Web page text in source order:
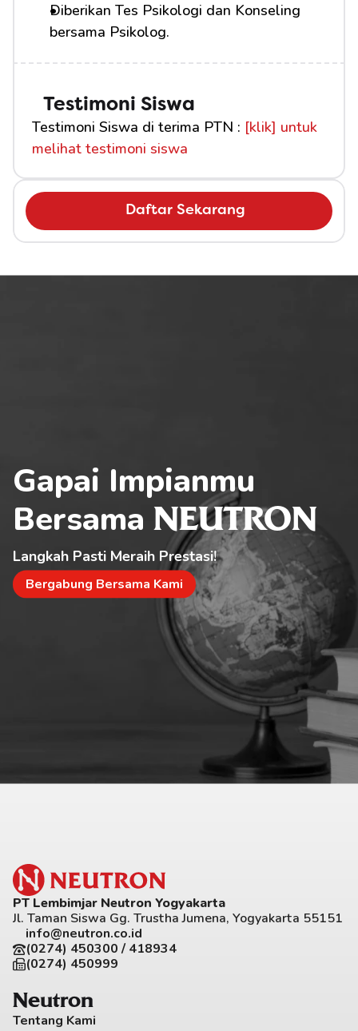
Daftar Sekarang
Diberikan Tes Psikologi dan Konseling
bersama Psikolog.
Testimoni Siswa
Testimoni Siswa di terima PTN : [klik] untuk
melihat testimoni siswa
Gapai Impianmu
Bersama NEUTRON
Langkah Pasti Meraih Prestasi!
Bergabung Bersama Kami
PT Lembimjar Neutron Yogyakarta
Jl. Taman Siswa Gg. Trustha Jumena, Yogyakarta 55151
info@neutron.co.id
(0274) 450300 / 418934
(0274) 450999
Neutron
Tentang Kami